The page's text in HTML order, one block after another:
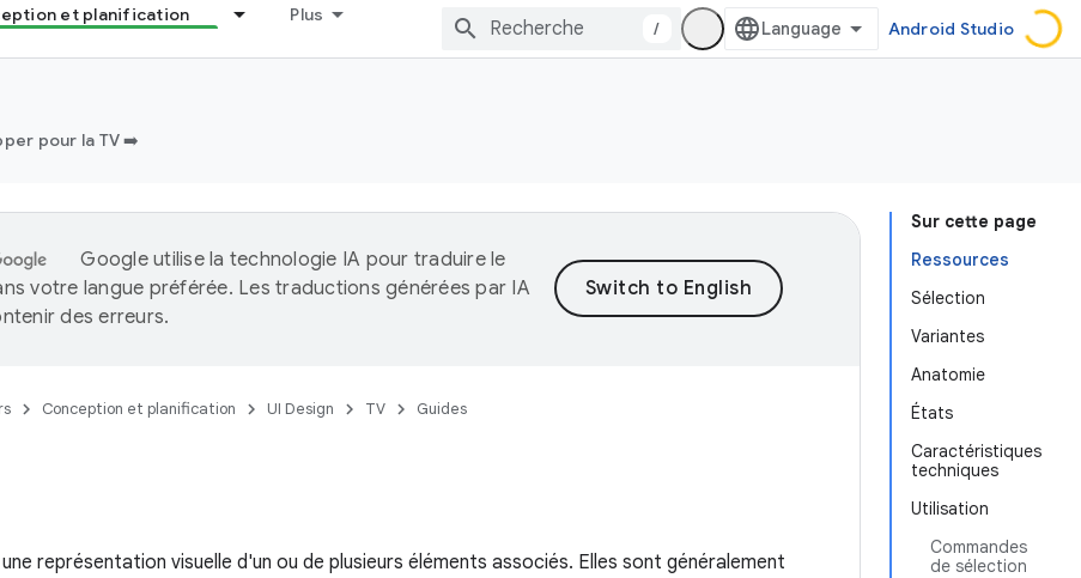
et planification Plus
/ Android Studio
pour la TV ➡️
Sur cette page
Ressources
Sélection
Variantes
Anatomie
États
Caractéristiques
techniques
Utilisation
Commandes
de sélection
Google utilise la technologie IA pour traduire le
votre langue préférée. Les traductions générées par IA
des erreurs.
Conception et planification UI Design TV Guides
représentation visuelle d'un ou de plusieurs éléments associés. Elles sont généralement